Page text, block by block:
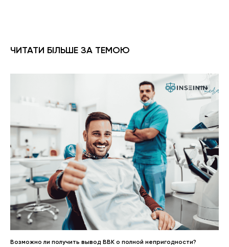
ЧИТАТИ БІЛЬШЕ ЗА ТЕМОЮ
Возможно ли получить вывод ВВК о полной непригодности?